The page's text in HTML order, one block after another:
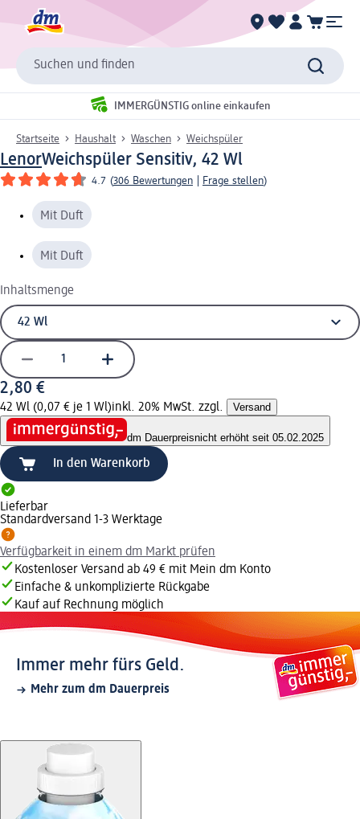
Suchen und finden
IMMERGÜNSTIG online einkaufen
Startseite Haushalt Waschen Weichspüler
LenorWeichspüler Sensitiv, 42 Wl
4.7 (306 Bewertungen Frage stellen)
Mit Duft
Mit Duft
Inhaltsmenge
2,80 €
42 Wl (0,07 € je 1 Wl)inkl. 20% MwSt. zzgl. Versand
dm Dauerpreisnicht erhöht seit 05.02.2025
In den Warenkorb
Lieferbar
Standardversand 1-3 Werktage
Verfügbarkeit in einem dm Markt prüfen
Kostenloser Versand ab 49 € mit Mein dm Konto
Einfache & unkomplizierte Rückgabe
Kauf auf Rechnung möglich
Immer mehr fürs Geld.
Mehr zum dm Dauerpreis